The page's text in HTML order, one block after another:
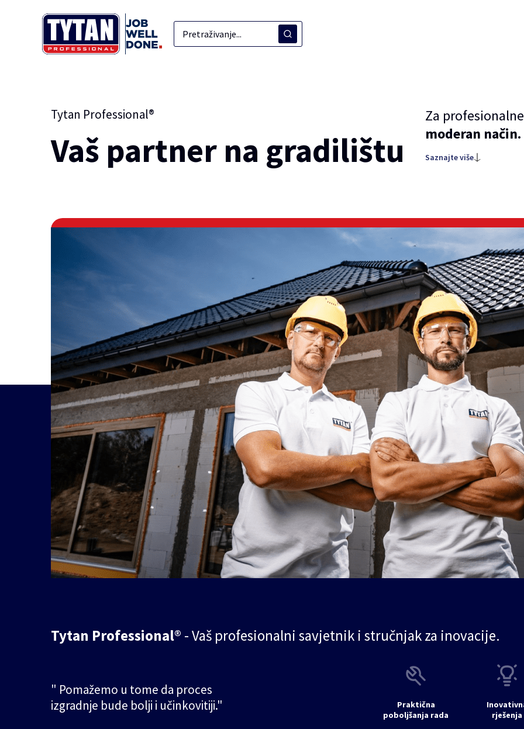
Tytan Professional®
Vaš partner na gradilištu
Za
moderan način.
Saznajte više
Tytan Professional® - Vaš profesionalni savjetnik i stručnjak za inovacije.
" Pomažemo u tome da proces
izgradnje bude bolji i učinkovitiji."
Praktična
poboljšanja rada
rješenja